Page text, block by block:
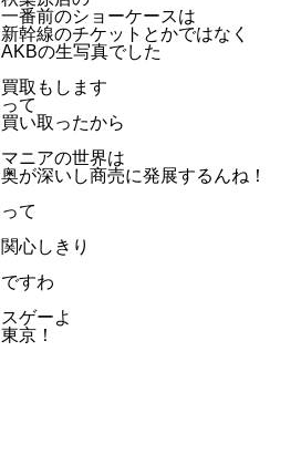
一番前のショーケースは
新幹線のチケットとかではなく
AKBの生写真でした
買取もします
って
買い取ったから
マニアの世界は
奥が深いし商売に発展するんね！
って
関心しきり
ですわ
スゲーよ
東京！